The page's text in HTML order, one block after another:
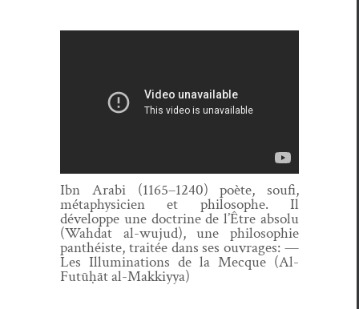
Ibn Ara­bi (1165–1240) poète, soufi,
méta­physi­cien et philosophe. Il
développe une doc­trine de l’Être absolu
(Wah­dat al-wujud), une philoso­phie
pan­théiste, traitée dans ses ouvrages: —
Les Illu­mi­na­tions de la Mecque (Al-
Futūḥāt al-Makkiyya)